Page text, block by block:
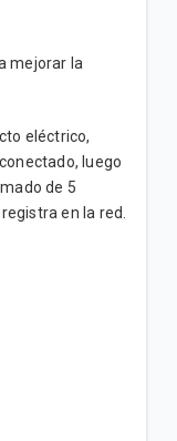
mejorar la
eléctrico,
luego
de 5
en la red.